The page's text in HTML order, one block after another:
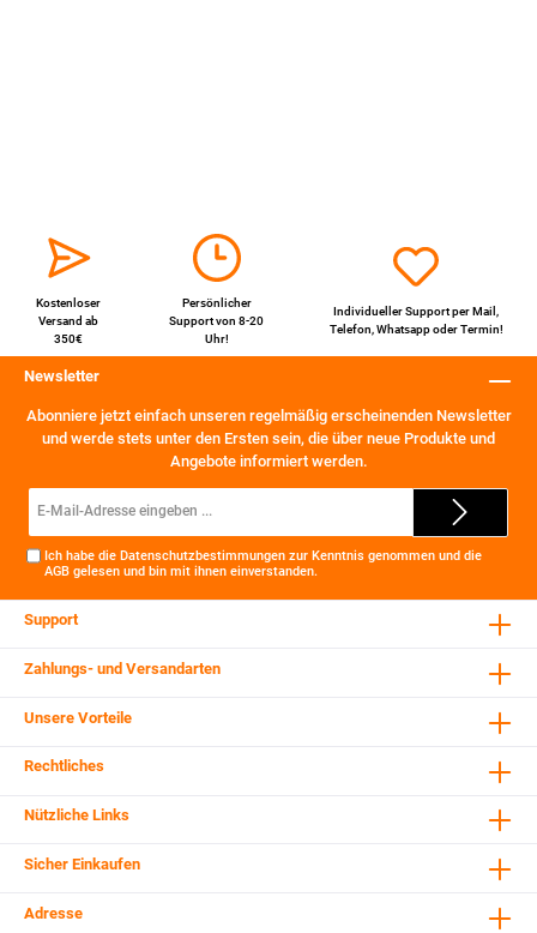
Kostenloser
Versand ab
350€
Persönlicher
Support von 8-20
Uhr!
Individueller Support perMail,
Telefon,WhatsappoderTermin!
Newsletter
Abonniere jetzt einfach unseren regelmäßig erscheinenden Newsletter
und werde stets unter den Ersten sein, die über neue Produkte und
Angebote informiert werden.
Ich habe die Datenschutzbestimmungen zur Kenntnis genommen und die
AGB gelesen und bin mit ihnen einverstanden.
Support
Zahlungs- und Versandarten
Unsere Vorteile
Rechtliches
Nützliche Links
Sicher Einkaufen
Adresse